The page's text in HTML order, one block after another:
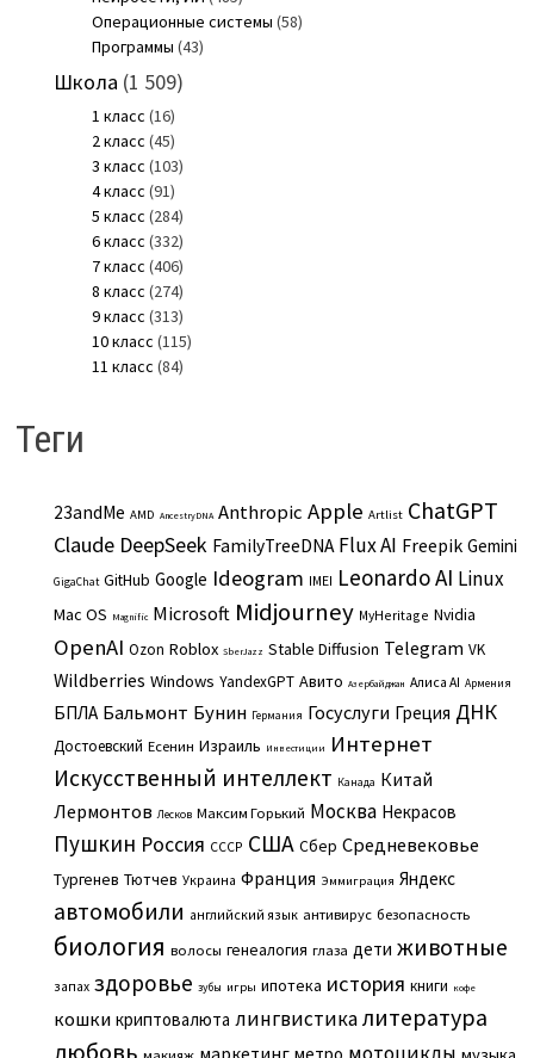
Операционные системы (58)
Программы (43)
Школа (1 509)
1 класс (16)
2 класс (45)
3 класс (103)
4 класс (91)
5 класс (284)
6 класс (332)
7 класс (406)
8 класс (274)
9 класс (313)
10 класс (115)
11 класс (84)
Теги
23andMe AMD AncestryDNA Anthropic Apple Artlist ChatGPT
Claude DeepSeek FamilyTreeDNA Flux AI Freepik Gemini
GigaChat GitHub Google Ideogram IMEI Leonardo AI Linux
Mac OS Magnific Microsoft Midjourney MyHeritage Nvidia
OpenAI Ozon Roblox SberJazz Stable Diffusion Telegram VK
Wildberries Windows YandexGPT Авито Азербайджан Алиса AI Армения
БПЛА Бальмонт Бунин Германия Госуслуги Греция ДНК
Достоевский Есенин Израиль Инвестиции Интернет
Искусственный интеллект Канада Китай
Лермонтов Лесков Максим Горький Москва Некрасов
Пушкин Россия СССР США Сбер Средневековье
Тургенев Тютчев Украина Франция Эммиграция Яндекс
автомобили английский язык антивирус безопасность
биология волосы генеалогия глаза дети животные
запах здоровье зубы игры ипотека история книги кофе
кошки криптовалюта лингвистикалитература
любовь